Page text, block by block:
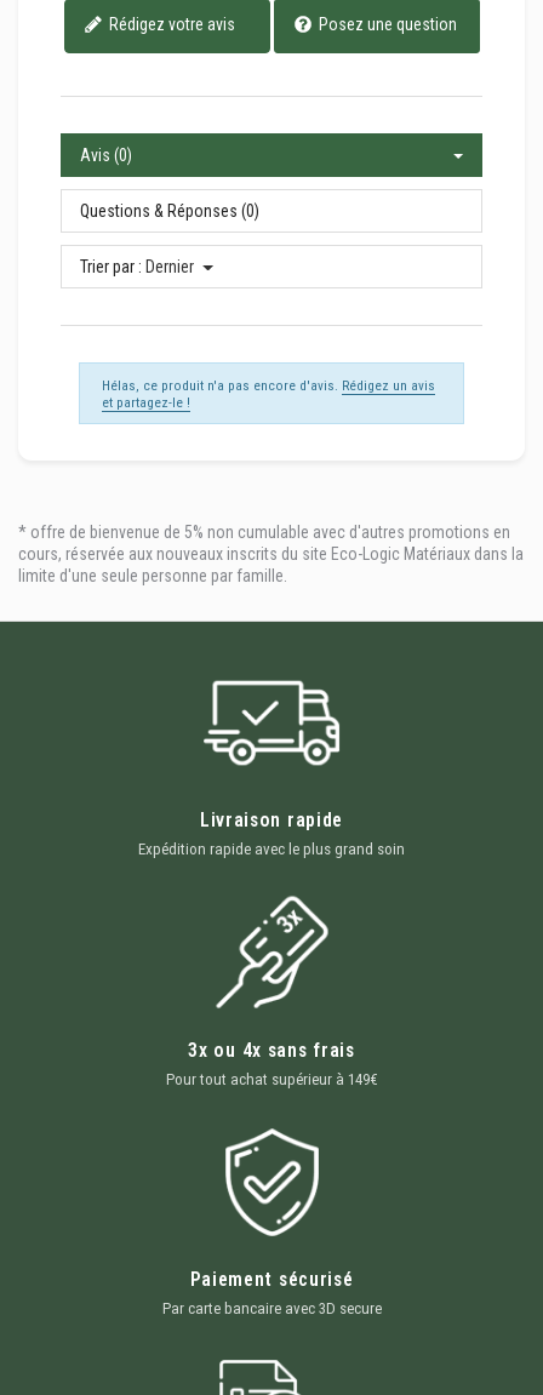
Rédigez votre avis Posez une question
Avis (0)
Questions & Réponses (0)
Trier par : Dernier
Hélas, ce produit n'a pas encore d'avis. Rédigez un avis
et partagez-le !
* offre de bienvenue de 5% non cumulable avec d'autres promotions en
cours, réservée aux nouveaux inscrits du site Eco-Logic Matériaux dans la
limite d'une seule personne par famille.
Livraison rapide
Expédition rapide avec le plus grand soin
3x ou 4x sans frais
Pour tout achat supérieur à 149€
Paiement sécurisé
Par carte bancaire avec 3D secure